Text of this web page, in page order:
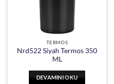
TERMOS
Nrd522 Siyah Termos 350
ML
DEVAMINI OKU